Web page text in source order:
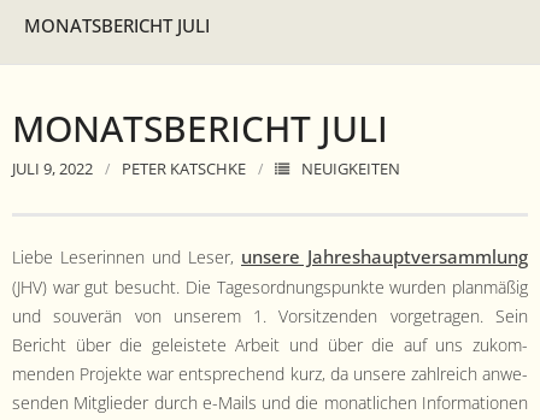
Veranstaltungen
Verein
- Unser Team
- Satzung
- Mitglied werden
MONATSBERICHT JULI
MONATSBERICHT JULI
JULI 9, 2022 PETER KATSCHKE NEUIGKEITEN
Liebe Leserin­nen und Leser, unsere Jahre­shauptver­samm­lung
(JHV) war gut besucht. Die Tage­sor­d­nungspunk­te wur­den plan­mäßig
und sou­verän von unserem 1. Vor­sitzen­den vor­ge­tra­gen. Sein
Bericht über die geleis­tete Arbeit und über die auf uns zuk­om­
menden Pro­jek­te war entsprechend kurz, da unsere zahlre­ich anwe­
senden Mit­glieder durch e-Mails und die monatlichen Infor­ma­tio­nen